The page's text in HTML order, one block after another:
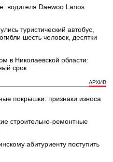
водителя Daewoo Lanos
туристический автобус,
шесть человек, десятки
в Николаевской области:
срок
АРХИВ
покрышки: признаки износа
строительно-ремонтные
абитуриенту поступить